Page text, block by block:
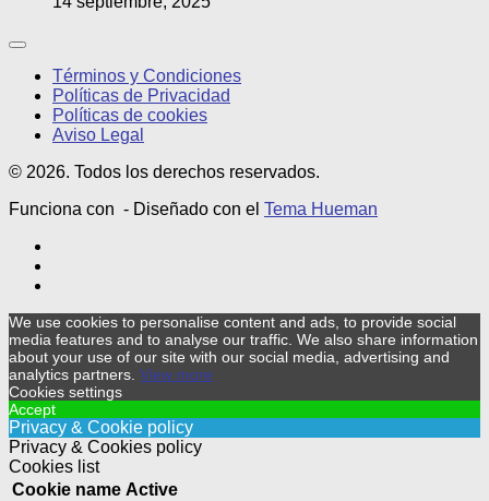
Términos y Condiciones
Políticas de Privacidad
Políticas de cookies
Aviso Legal
© 2026. Todos los derechos reservados.
Funciona con - Diseñado con el Tema Hueman
We use cookies to personalise content and ads, to provide social
media features and to analyse our traffic. We also share information
about your use of our site with our social media, advertising and
analytics partners. View more
Cookies settings
Accept
Privacy & Cookie policy
Privacy & Cookies policy
Cookies list
Cookie name Active